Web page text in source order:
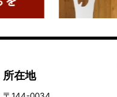
所在地